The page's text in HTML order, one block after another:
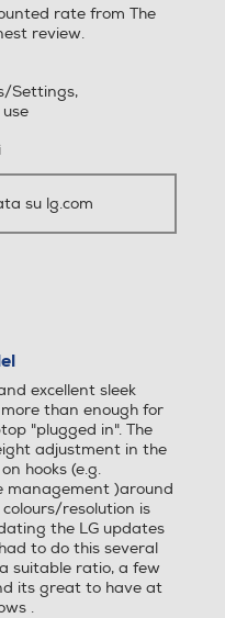
agli
il modello non è
Action
state simulate
della
effettivo.
ON
y-W
senza base-Kg
2,9
Peso-Kg
rate from The
review.
Settings,
su lg.com
excellent sleek
than enough for
"plugged in". The
adjustment in the
hooks (e.g.
management )around
resolution is
the LG updates
to do this several
suitable ratio, a few
its great to have at
.